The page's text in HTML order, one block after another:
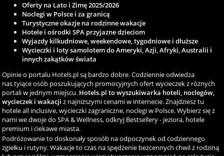
Oferty na Lato i Zimę 2025/2026
Noclegi w Polsce i za granicą
Turystyczne okazje na rodzinne wakacje
Hotele i ośrodki SPA przyjazne dzieciom
Wyjazdy kilkudniowe, weekendowe, tygodniowe i dłuższe
Wycieczki i loty samolotem do Ameryki, Azji, Afryki, Australii i
innych zakątków świata
Opinie o portalu Hotels.pl są bardzo dobre. Codziennie odwiedza
nas tyiące osób poszukujących promocyjnych ofert wycieczek z różnych
portali w jednym miejscu. Hotels.pl to wyszukiwarka hoteli, noclegów,
wycieczek i wakacji z najniższymi cenami w internecie. Znajdziesz tu
hotele all inclusive, wycieczki zagraniczne, noclegi w Polsce. Wybierz się z
nami we dwoje do SPA & Wellness, odkryj Bestsellery - jeziora, hotele
premium i ciekawe miasta.
Podróżowanie to doskonały sposób na odpoczynek od codziennego
zgiełku i rutyny. Wakacje to czas na spędzenie bezcennych chwil z rodziną